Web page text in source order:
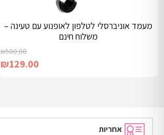
מעמד אוניברסלי לטלפון לאופנוע עם טעינה –
משלוח חינם
₪500.00
₪129.00
הוספה לסל
אחריות